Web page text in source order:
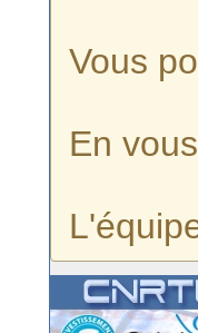
Vous
En